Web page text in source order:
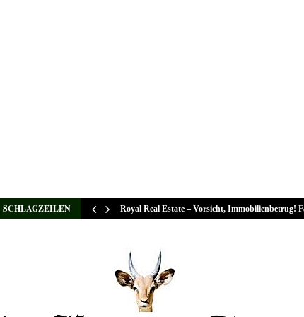
SCHLAGZEILEN Royal Real Estate – Vorsicht, Immobilienbetrug!